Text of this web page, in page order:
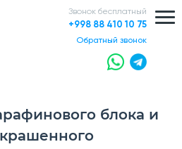
Звонок бесплатный
+998 88 410 10 75
обратный звонок
блока и